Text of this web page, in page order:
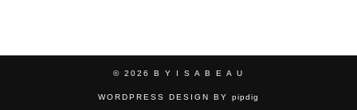
© 2026 B Y I S A B E A U
WORDPRESS DESIGN BY pipdig